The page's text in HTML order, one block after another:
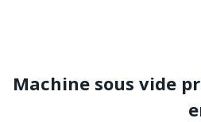
Machine sous vide